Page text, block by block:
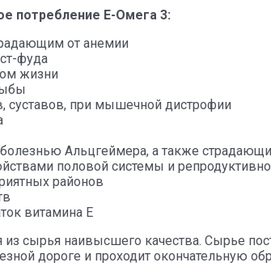
потребление Е-Омега 3:
от анемии
фуда
жизни
суставов, при мышечной дистрофии
Альцгеймера, а также
половой системы и
районов
витамина Е
сырья наивысшего качества. Сырье
дороге и проходит окончательную